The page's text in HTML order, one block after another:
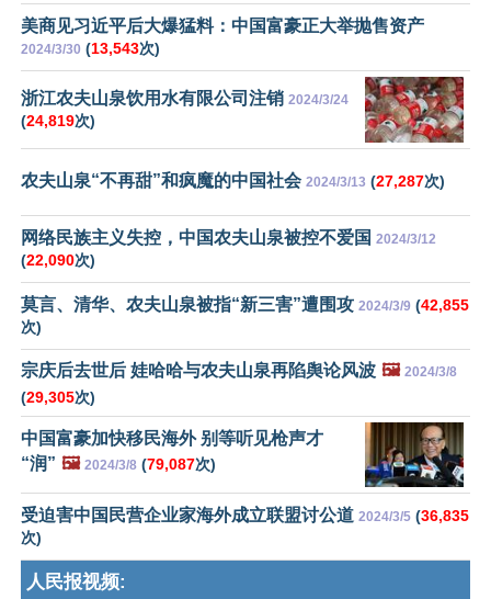
美商见习近平后大爆猛料：中国富豪正大举抛售资产
2024/3/30 (13,543次)
浙江农夫山泉饮用水有限公司注销 2024/3/24
(24,819次)
农夫山泉“不再甜”和疯魔的中国社会 2024/3/13 (27,287次)
网络民族主义失控，中国农夫山泉被控不爱国 2024/3/12
(22,090次)
莫言、清华、农夫山泉被指“新三害”遭围攻 2024/3/9 (42,855
次)
宗庆后去世后 娃哈哈与农夫山泉再陷舆论风波 🖼️ 2024/3/8
(29,305次)
中国富豪加快移民海外 别等听见枪声才
“润” 🖼️ 2024/3/8 (79,087次)
受迫害中国民营企业家海外成立联盟讨公道 2024/3/5 (36,835
次)
人民报视频: